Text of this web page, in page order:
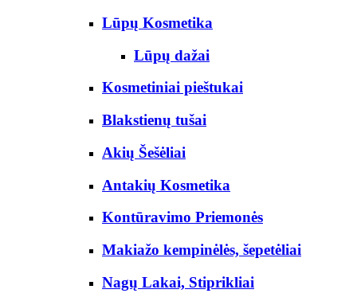
Lūpų Kosmetika
Lūpų dažai
Kosmetiniai pieštukai
Blakstienų tušai
Akių Šešėliai
Antakių Kosmetika
Kontūravimo Priemonės
Makiažo kempinėlės, šepetėliai
Nagų Lakai, Stiprikliai